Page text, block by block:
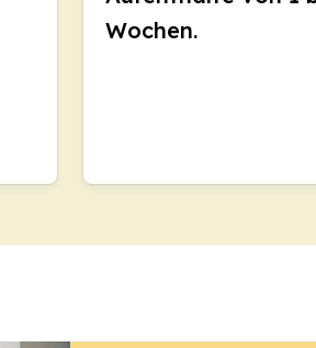
Wochen.